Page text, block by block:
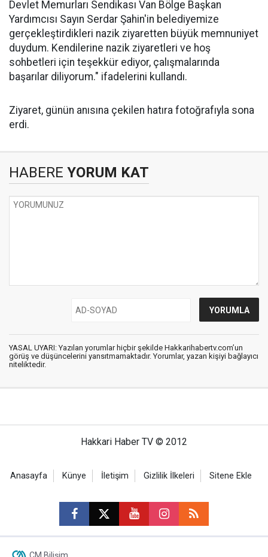
Devlet Memurları Sendikası Van Bölge Başkan
Yardımcısı Sayın Serdar Şahin'in belediyemize
gerçekleştirdikleri nazik ziyaretten büyük memnuniyet
duydum. Kendilerine nazik ziyaretleri ve hoş
sohbetleri için teşekkür ediyor, çalışmalarında
başarılar diliyorum." ifadelerini kullandı.
Ziyaret, günün anısına çekilen hatıra fotoğrafıyla sona
erdi.
HABERE YORUM KAT
YASAL UYARI: Yazılan yorumlar hiçbir şekilde Hakkarihabertv.com’un
görüş ve düşüncelerini yansıtmamaktadır. Yorumlar, yazan kişiyi bağlayıcı
niteliktedir.
Hakkari Haber TV © 2012
Anasayfa Künye İletişim Gizlilik İlkeleri Sitene Ekle